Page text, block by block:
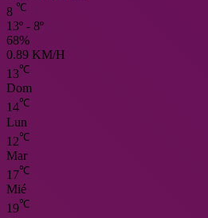
8 ℃
13º - 8º
68%
0.89 KM/H
13℃
Dom
14℃
Lun
12℃
Mar
17℃
Mié
19℃